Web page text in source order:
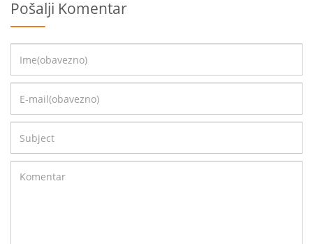
Pošalji Komentar